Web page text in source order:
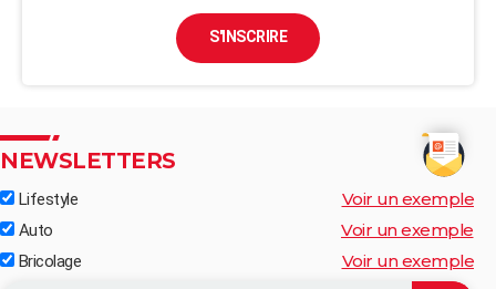
S'INSCRIRE
NEWSLETTERS
Lifestyle Voir un exemple
Auto Voir un exemple
Bricolage Voir un exemple